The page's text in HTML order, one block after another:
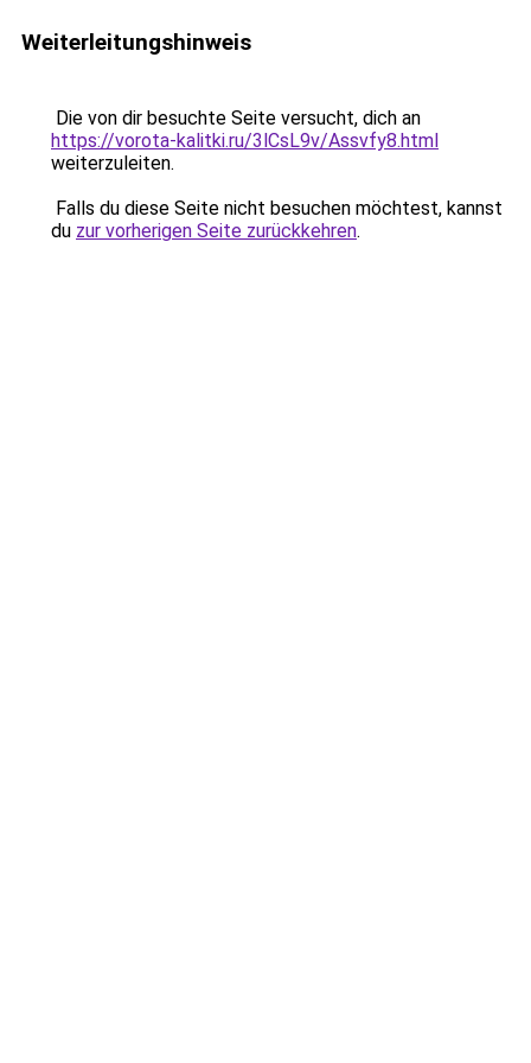
Weiterleitungshinweis
Die von dir besuchte Seite versucht, dich an
https://vorota-kalitki.ru/3lCsL9v/Assvfy8.html
weiterzuleiten.
Falls du diese Seite nicht besuchen möchtest, kannst
du zur vorherigen Seite zurückkehren.